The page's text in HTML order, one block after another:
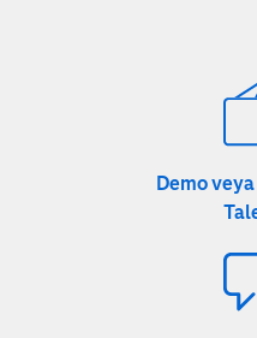
Demo